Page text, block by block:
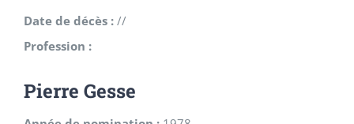
Date de décès : //
Profession :
Pierre Gesse